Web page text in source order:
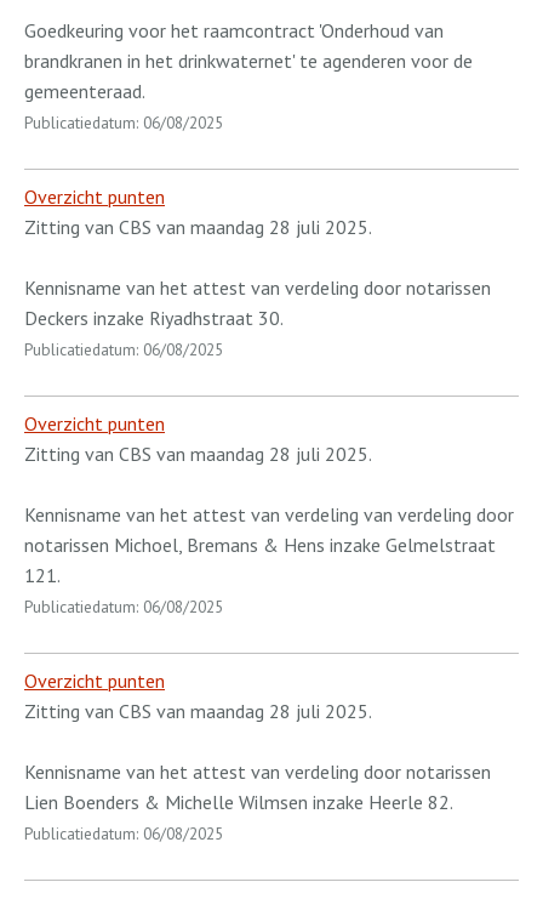
Goedkeuring voor het raamcontract 'Onderhoud van
brandkranen in het drinkwaternet' te agenderen voor de
gemeenteraad.
Publicatiedatum: 06/08/2025
Overzicht punten
Zitting van CBS van maandag 28 juli 2025.
Kennisname van het attest van verdeling door notarissen
Deckers inzake Riyadhstraat 30.
Publicatiedatum: 06/08/2025
Overzicht punten
Zitting van CBS van maandag 28 juli 2025.
Kennisname van het attest van verdeling van verdeling door
notarissen Michoel, Bremans & Hens inzake Gelmelstraat
121.
Publicatiedatum: 06/08/2025
Overzicht punten
Zitting van CBS van maandag 28 juli 2025.
Kennisname van het attest van verdeling door notarissen
Lien Boenders & Michelle Wilmsen inzake Heerle 82.
Publicatiedatum: 06/08/2025